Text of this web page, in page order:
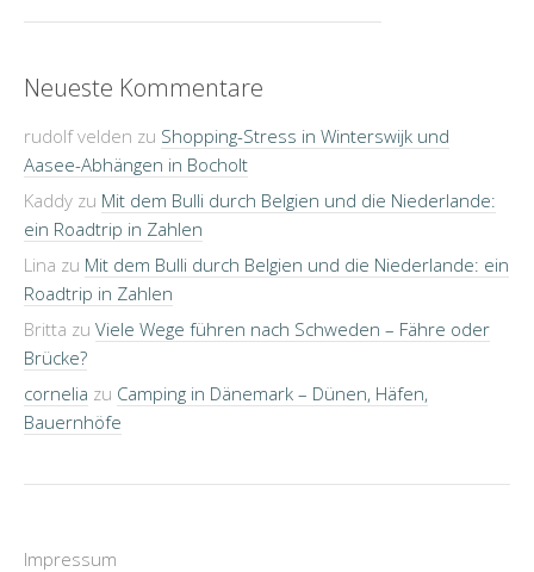
Neueste Kommentare
rudolf velden zu Shopping-Stress in Winterswijk und
Aasee-Abhängen in Bocholt
Kaddy zu Mit dem Bulli durch Belgien und die Niederlande:
ein Roadtrip in Zahlen
Lina zu Mit dem Bulli durch Belgien und die Niederlande: ein
Roadtrip in Zahlen
Britta zu Viele Wege führen nach Schweden – Fähre oder
Brücke?
cornelia zu Camping in Dänemark – Dünen, Häfen,
Bauernhöfe
Impressum